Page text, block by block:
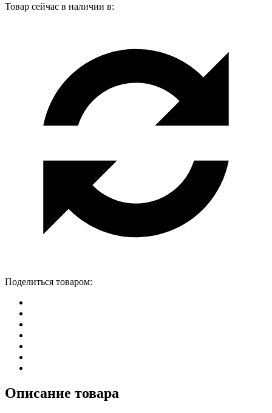
Товар сейчас в наличии в:
Поделиться товаром:
Описание товара